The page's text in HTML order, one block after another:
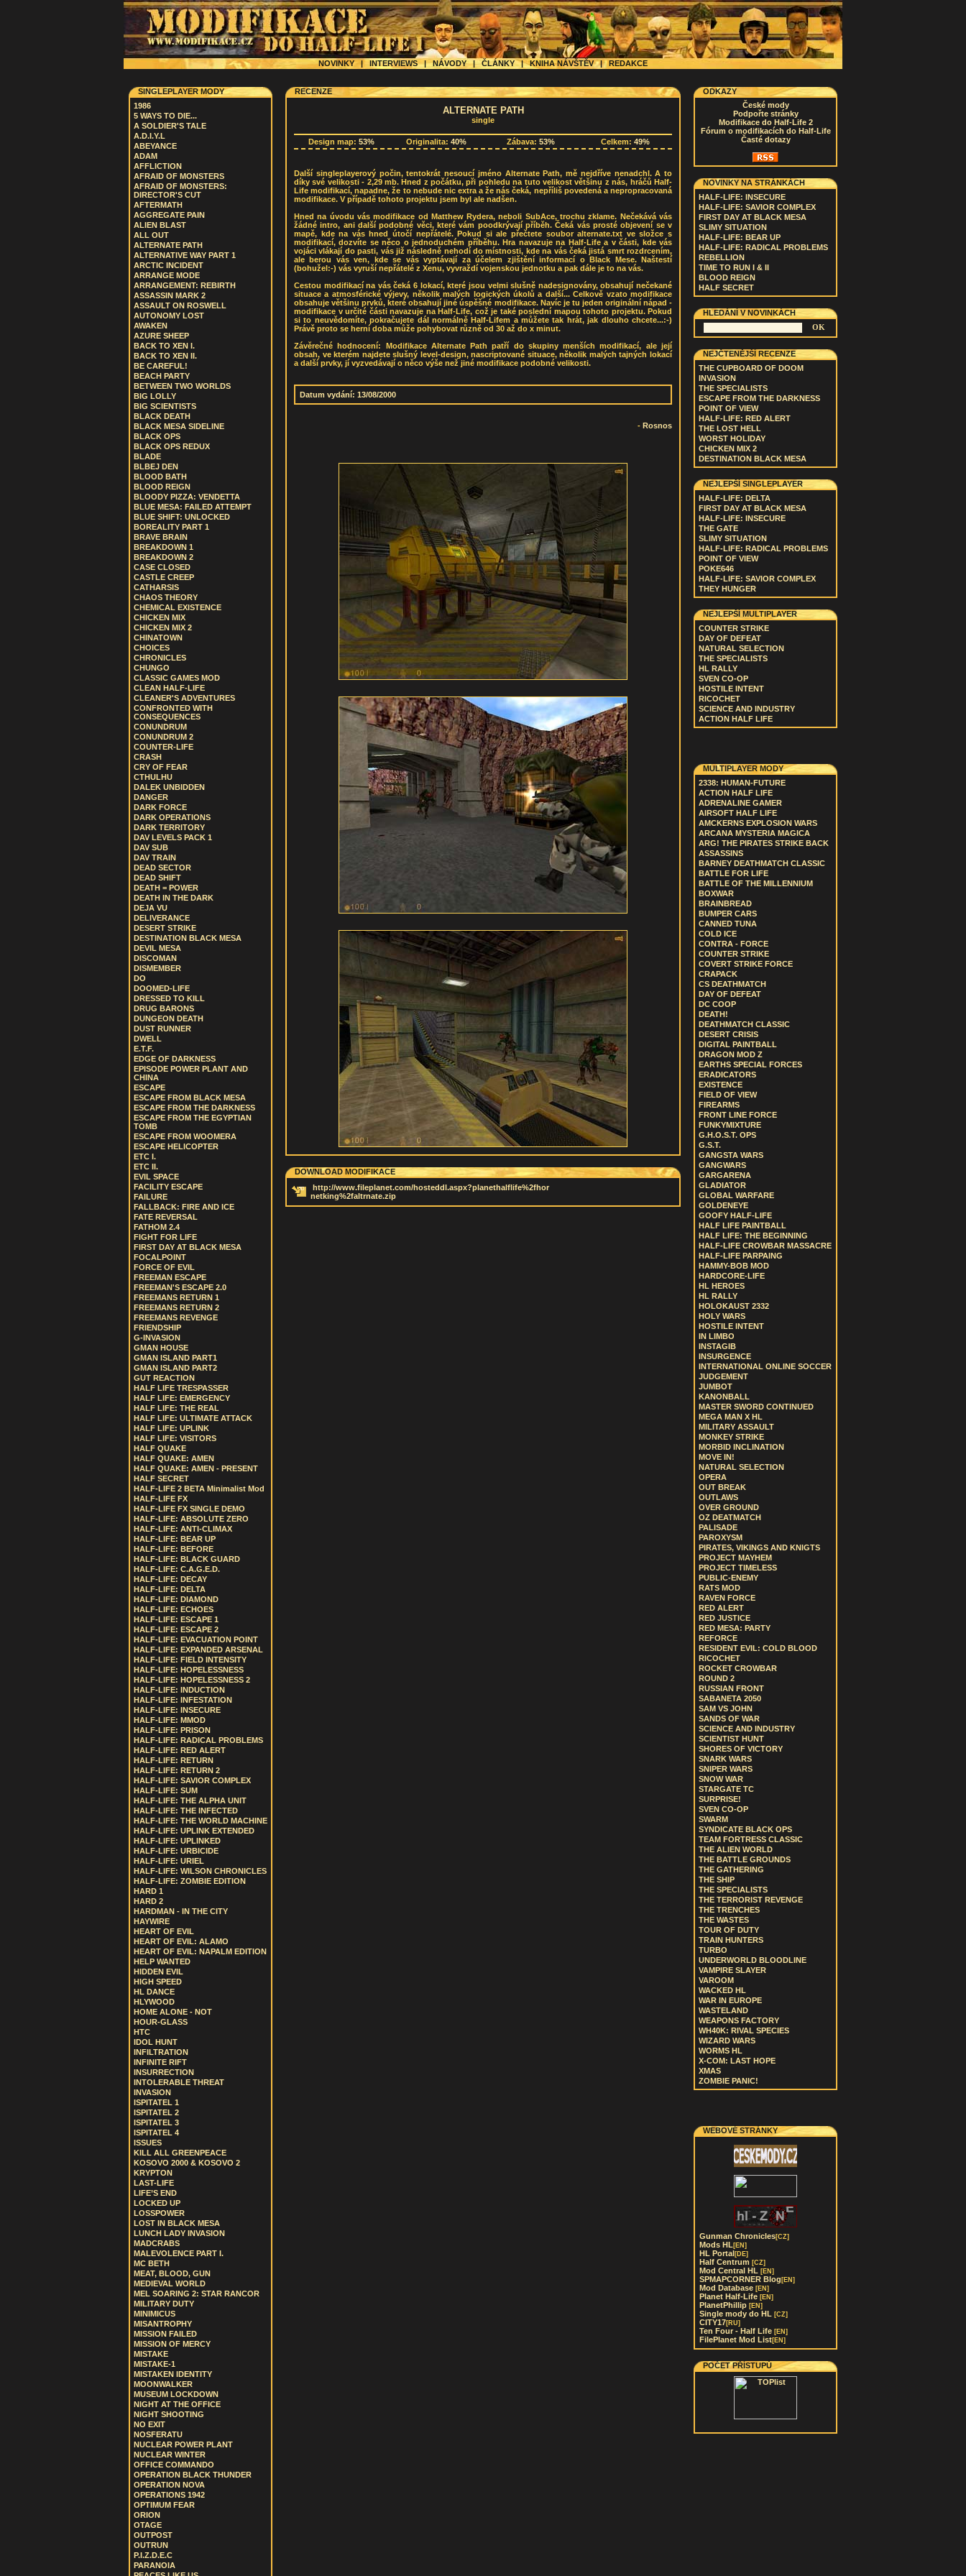
NOVINKY | INTERVIEWS|NÁVODY|ČLÁNKY|KNIHA NÁVŠTĚV|REDAKCE
SINGLEPLAYER MODY
1986
5 WAYS TO DIE...
A SOLDIER'S TALE
A.D.I.Y.L
ABEYANCE
ADAM
AFFLICTION
AFRAID OF MONSTERS
AFRAID OF MONSTERS:
DIRECTOR'S CUT
AFTERMATH
AGGREGATE PAIN
ALIEN BLAST
ALL OUT
ALTERNATE PATH
ALTERNATIVE WAY PART 1
ARCTIC INCIDENT
ARRANGE MODE
ARRANGEMENT: REBIRTH
ASSASSIN MARK 2
ASSAULT ON ROSWELL
AUTONOMY LOST
AWAKEN
AZURE SHEEP
BACK TO XEN I.
BACK TO XEN II.
BE CAREFUL!
BEACH PARTY
BETWEEN TWO WORLDS
BIG LOLLY
BIG SCIENTISTS
BLACK DEATH
BLACK MESA SIDELINE
BLACK OPS
BLACK OPS REDUX
BLADE
BLBEJ DEN
BLOOD BATH
BLOOD REIGN
BLOODY PIZZA: VENDETTA
BLUE MESA: FAILED ATTEMPT
BLUE SHIFT: UNLOCKED
BOREALITY PART 1
BRAVE BRAIN
BREAKDOWN 1
BREAKDOWN 2
CASE CLOSED
CASTLE CREEP
CATHARSIS
CHAOS THEORY
CHEMICAL EXISTENCE
CHICKEN MIX
CHICKEN MIX 2
CHINATOWN
CHOICES
CHRONICLES
CHUNGO
CLASSIC GAMES MOD
CLEAN HALF-LIFE
CLEANER'S ADVENTURES
CONFRONTED WITH
CONSEQUENCES
CONUNDRUM
CONUNDRUM 2
COUNTER-LIFE
CRASH
CRY OF FEAR
CTHULHU
DALEK UNBIDDEN
DANGER
DARK FORCE
DARK OPERATIONS
DARK TERRITORY
DAV LEVELS PACK 1
DAV SUB
DAV TRAIN
DEAD SECTOR
DEAD SHIFT
DEATH = POWER
DEATH IN THE DARK
DEJA VU
DELIVERANCE
DESERT STRIKE
DESTINATION BLACK MESA
DEVIL MESA
DISCOMAN
DISMEMBER
DO
DOOMED-LIFE
DRESSED TO KILL
DRUG BARONS
DUNGEON DEATH
DUST RUNNER
DWELL
E.T.F.
EDGE OF DARKNESS
EPISODE POWER PLANT AND
CHINA
ESCAPE
ESCAPE FROM BLACK MESA
ESCAPE FROM THE DARKNESS
ESCAPE FROM THE EGYPTIAN
TOMB
ESCAPE FROM WOOMERA
ESCAPE HELICOPTER
ETC I.
ETC II.
EVIL SPACE
FACILITY ESCAPE
FAILURE
FALLBACK: FIRE AND ICE
FATE REVERSAL
FATHOM 2.4
FIGHT FOR LIFE
FIRST DAY AT BLACK MESA
FOCALPOINT
FORCE OF EVIL
FREEMAN ESCAPE
FREEMAN'S ESCAPE 2.0
FREEMANS RETURN 1
FREEMANS RETURN 2
FREEMANS REVENGE
FRIENDSHIP
G-INVASION
GMAN HOUSE
GMAN ISLAND PART1
GMAN ISLAND PART2
GUT REACTION
HALF LIFE TRESPASSER
HALF LIFE: EMERGENCY
HALF LIFE: THE REAL
HALF LIFE: ULTIMATE ATTACK
HALF LIFE: UPLINK
HALF LIFE: VISITORS
HALF QUAKE
HALF QUAKE: AMEN
HALF QUAKE: AMEN - PRESENT
HALF SECRET
HALF-LIFE 2 BETA Minimalist Mod
HALF-LIFE FX
HALF-LIFE FX SINGLE DEMO
HALF-LIFE: ABSOLUTE ZERO
HALF-LIFE: ANTI-CLIMAX
HALF-LIFE: BEAR UP
HALF-LIFE: BEFORE
HALF-LIFE: BLACK GUARD
HALF-LIFE: C.A.G.E.D.
HALF-LIFE: DECAY
HALF-LIFE: DELTA
HALF-LIFE: DIAMOND
HALF-LIFE: ECHOES
HALF-LIFE: ESCAPE 1
HALF-LIFE: ESCAPE 2
HALF-LIFE: EVACUATION POINT
HALF-LIFE: EXPANDED ARSENAL
HALF-LIFE: FIELD INTENSITY
HALF-LIFE: HOPELESSNESS
HALF-LIFE: HOPELESSNESS 2
HALF-LIFE: INDUCTION
HALF-LIFE: INFESTATION
HALF-LIFE: INSECURE
HALF-LIFE: MMOD
HALF-LIFE: PRISON
HALF-LIFE: RADICAL PROBLEMS
HALF-LIFE: RED ALERT
HALF-LIFE: RETURN
HALF-LIFE: RETURN 2
HALF-LIFE: SAVIOR COMPLEX
HALF-LIFE: SUM
HALF-LIFE: THE ALPHA UNIT
HALF-LIFE: THE INFECTED
HALF-LIFE: THE WORLD MACHINE
HALF-LIFE: UPLINK EXTENDED
HALF-LIFE: UPLINKED
HALF-LIFE: URBICIDE
HALF-LIFE: URIEL
HALF-LIFE: WILSON CHRONICLES
HALF-LIFE: ZOMBIE EDITION
HARD 1
HARD 2
HARDMAN - IN THE CITY
HAYWIRE
HEART OF EVIL
HEART OF EVIL: ALAMO
HEART OF EVIL: NAPALM EDITION
HELP WANTED
HIDDEN EVIL
HIGH SPEED
HL DANCE
HLYWOOD
HOME ALONE - NOT
HOUR-GLASS
HTC
IDOL HUNT
INFILTRATION
INFINITE RIFT
INSURRECTION
INTOLERABLE THREAT
INVASION
ISPITATEL 1
ISPITATEL 2
ISPITATEL 3
ISPITATEL 4
ISSUES
KILL ALL GREENPEACE
KOSOVO 2000 & KOSOVO 2
KRYPTON
LAST-LIFE
LIFE’S END
LOCKED UP
LOSSPOWER
LOST IN BLACK MESA
LUNCH LADY INVASION
MADCRABS
MALEVOLENCE PART I.
MC BETH
MEAT, BLOOD, GUN
MEDIEVAL WORLD
MEL SOARING 2: STAR RANCOR
MILITARY DUTY
MINIMICUS
MISANTROPHY
MISSION FAILED
MISSION OF MERCY
MISTAKE
MISTAKE-1
MISTAKEN IDENTITY
MOONWALKER
MUSEUM LOCKDOWN
NIGHT AT THE OFFICE
NIGHT SHOOTING
NO EXIT
NOSFERATU
NUCLEAR POWER PLANT
NUCLEAR WINTER
OFFICE COMMANDO
OPERATION BLACK THUNDER
OPERATION NOVA
OPERATIONS 1942
OPTIMUM FEAR
ORION
OTAGE
OUTPOST
OUTRUN
P.I.Z.D.E.C
PARANOIA
RECENZE
ALTERNATE PATH
single
Design map: 53% Originalita: 40% Zábava: 53% Celkem: 49%
Další singleplayerový počin, tentokrát nesoucí jméno Alternate Path, mě nejdříve nenadchl. A to
díky své velikosti - 2,29 mb. Hned z počátku, při pohledu na tuto velikost většinu z nás, hráčů Half-
Life modifikací, napadne, že to nebude nic extra a že nás čeká, nepříliš povedená a nepropracovaná
modifikace. V případě tohoto projektu jsem byl ale nadšen.
Hned na úvodu vás modifikace od Matthew Rydera, neboli SubAce, trochu zklame. Nečekává vás
žádné intro, ani další podobné věci, které vám poodkrývají příběh. Čeká vás prosté objevení se v
mapě, kde na vás hned útočí nepřátelé. Pokud si ale přečtete soubor alternate.txt ve složce s
modifikací, dozvíte se něco o jednoduchém příběhu. Hra navazuje na Half-Life a v části, kde vás
vojáci vlákají do pasti, vás již následně nehodí do místnosti, kde na vás čeká jistá smrt rozdrcením,
ale berou vás ven, kde se vás vyptávají za účelem zjištění informací o Black Mese. Naštestí
(bohužel:-) vás vyruší nepřátelé z Xenu, vyvraždí vojenskou jednotku a pak dále je to na vás.
Cestou modifikací na vás čeká 6 lokací, které jsou velmi slušně nadesignovány, obsahují nečekané
situace a atmosférické výjevy, několik malých logických úkolů a další... Celkově vzato modifikace
obsahuje většinu prvků, které obsahují jiné úspěšné modifikace. Navíc je tu jeden originální nápad -
modifikace v určité části navazuje na Half-Life, což je také poslední mapou tohoto projektu. Pokud
si to neuvědomíte, pokračujete dál normálně Half-Lifem a můžete tak hrát, jak dlouho chcete...:-)
Právě proto se herní doba může pohybovat různě od 30 až do x minut.
Závěrečné hodnocení: Modifikace Alternate Path patří do skupiny menších modifikací, ale její
obsah, ve kterém najdete slušný level-design, nascriptované situace, několik malých tajných lokací
a další prvky, jí vyzvedávají o něco výše než jiné modifikace podobné velikosti.
Datum vydání: 13/08/2000
- Rosnos
DOWNLOAD MODIFIKACE
http://www.fileplanet.com/hosteddl.aspx?planethalflife%2fhor
netking%2faltrnate.zip
ODKAZY
České mody
Podpořte stránky
Modifikace do Half-Life 2
Fórum o modifikacích do Half-Life
Časté dotazy
NOVINKY NA STRÁNKÁCH
HALF-LIFE: INSECURE
HALF-LIFE: SAVIOR COMPLEX
FIRST DAY AT BLACK MESA
SLIMY SITUATION
HALF-LIFE: BEAR UP
HALF-LIFE: RADICAL PROBLEMS
REBELLION
TIME TO RUN I & II
BLOOD REIGN
HALF SECRET
HLEDÁNÍ V NOVINKÁCH
NEJČTENĚJŠÍ RECENZE
THE CUPBOARD OF DOOM
INVASION
THE SPECIALISTS
ESCAPE FROM THE DARKNESS
POINT OF VIEW
HALF-LIFE: RED ALERT
THE LOST HELL
WORST HOLIDAY
CHICKEN MIX 2
DESTINATION BLACK MESA
NEJLEPŠÍ SINGLEPLAYER
HALF-LIFE: DELTA
FIRST DAY AT BLACK MESA
HALF-LIFE: INSECURE
THE GATE
SLIMY SITUATION
HALF-LIFE: RADICAL PROBLEMS
POINT OF VIEW
POKE646
HALF-LIFE: SAVIOR COMPLEX
THEY HUNGER
NEJLEPŠÍ MULTIPLAYER
COUNTER STRIKE
DAY OF DEFEAT
NATURAL SELECTION
THE SPECIALISTS
HL RALLY
SVEN CO-OP
HOSTILE INTENT
RICOCHET
SCIENCE AND INDUSTRY
ACTION HALF LIFE
MULTIPLAYER MODY
2338: HUMAN-FUTURE
ACTION HALF LIFE
ADRENALINE GAMER
AIRSOFT HALF LIFE
AMCKERNS EXPLOSION WARS
ARCANA MYSTERIA MAGICA
ARG! THE PIRATES STRIKE BACK
ASSASSINS
BARNEY DEATHMATCH CLASSIC
BATTLE FOR LIFE
BATTLE OF THE MILLENNIUM
BOXWAR
BRAINBREAD
BUMPER CARS
CANNED TUNA
COLD ICE
CONTRA - FORCE
COUNTER STRIKE
COVERT STRIKE FORCE
CRAPACK
CS DEATHMATCH
DAY OF DEFEAT
DC COOP
DEATH!
DEATHMATCH CLASSIC
DESERT CRISIS
DIGITAL PAINTBALL
DRAGON MOD Z
EARTHS SPECIAL FORCES
ERADICATORS
EXISTENCE
FIELD OF VIEW
FIREARMS
FRONT LINE FORCE
FUNKYMIXTURE
G.H.O.S.T. OPS
G.S.T.
GANGSTA WARS
GANGWARS
GARGARENA
GLADIATOR
GLOBAL WARFARE
GOLDENEYE
GOOFY HALF-LIFE
HALF LIFE PAINTBALL
HALF LIFE: THE BEGINNING
HALF-LIFE CROWBAR MASSACRE
HALF-LIFE PARPAING
HAMMY-BOB MOD
HARDCORE-LIFE
HL HEROES
HL RALLY
HOLOKAUST 2332
HOLY WARS
HOSTILE INTENT
IN LIMBO
INSTAGIB
INSURGENCE
INTERNATIONAL ONLINE SOCCER
JUDGEMENT
JUMBOT
KANONBALL
MASTER SWORD CONTINUED
MEGA MAN X HL
MILITARY ASSAULT
MONKEY STRIKE
MORBID INCLINATION
MOVE IN!
NATURAL SELECTION
OPERA
OUT BREAK
OUTLAWS
OVER GROUND
OZ DEATMATCH
PALISADE
PAROXYSM
PIRATES, VIKINGS AND KNIGTS
PROJECT MAYHEM
PROJECT TIMELESS
PUBLIC-ENEMY
RATS MOD
RAVEN FORCE
RED ALERT
RED JUSTICE
RED MESA: PARTY
REFORCE
RESIDENT EVIL: COLD BLOOD
RICOCHET
ROCKET CROWBAR
ROUND 2
RUSSIAN FRONT
SABANETA 2050
SAM VS JOHN
SANDS OF WAR
SCIENCE AND INDUSTRY
SCIENTIST HUNT
SHORES OF VICTORY
SNARK WARS
SNIPER WARS
SNOW WAR
STARGATE TC
SURPRISE!
SVEN CO-OP
SWARM
SYNDICATE BLACK OPS
TEAM FORTRESS CLASSIC
THE ALIEN WORLD
THE BATTLE GROUNDS
THE GATHERING
THE SHIP
THE SPECIALISTS
THE TERRORIST REVENGE
THE TRENCHES
THE WASTES
TOUR OF DUTY
TRAIN HUNTERS
TURBO
UNDERWORLD BLOODLINE
VAMPIRE SLAYER
VAROOM
WACKED HL
WAR IN EUROPE
WASTELAND
WEAPONS FACTORY
WH40K: RIVAL SPECIES
WIZARD WARS
WORMS HL
X-COM: LAST HOPE
XMAS
ZOMBIE PANIC!
WEBOVÉ STRÁNKY
Gunman Chronicles[CZ]
Mods HL [EN]
HL Portal[DE]
Half Centrum [CZ]
Mod Central HL [EN]
SPMAPCORNER Blog [EN]
Mod Database [EN]
Planet Half-Life [EN]
PlanetPhillip [EN]
Single mody do HL [CZ]
CITY17[RU]
Ten Four - Half Life [EN]
FilePlanet Mod List[EN]
POČET PŘÍSTUPŮ